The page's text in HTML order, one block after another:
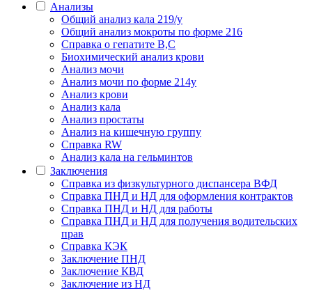
Анализы
Общий анализ кала 219/у
Общий анализ мокроты по форме 216
Справка о гепатите B,C
Биохимический анализ крови
Анализ мочи
Анализ мочи по форме 214у
Анализ крови
Анализ кала
Анализ простаты
Анализ на кишечную группу
Справка RW
Анализ кала на гельминтов
Заключения
Cправка из физкультурного диспансера ВФД
Справка ПНД и НД для оформления контрактов
Справка ПНД и НД для работы
Справка ПНД и НД для получения водительских
прав
Справка КЭК
Заключение ПНД
Заключение КВД
Заключение из НД